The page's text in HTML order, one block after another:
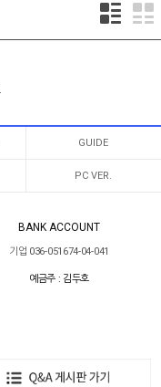
GUIDE
PC VER.
BANK ACCOUNT
기업 036-051674-04-041
예금주 : 김두호